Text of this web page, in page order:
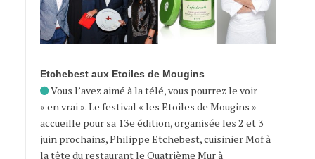
Etchebest aux Etoiles de Mougins
Vous l’avez aimé à la télé, vous pourrez le voir
« en vrai ». Le festival « les Etoiles de Mougins »
accueille pour sa 13e édition, organisée les 2 et 3
juin prochains, Philippe Etchebest, cuisinier Mof à
la tête du restaurant le Quatrième Mur à